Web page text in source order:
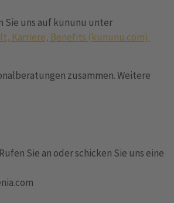
Sie uns auf kununu unter
Karriere, Benefits (kununu.com)
zusammen. Weitere
Sie an oder schicken Sie uns eine